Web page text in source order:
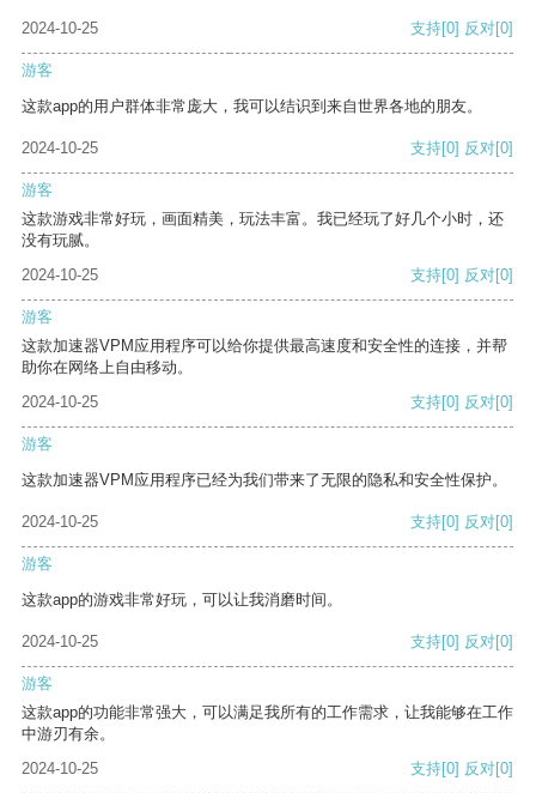
2024-10-25 支持[0] 反对[0]
游客
这款app的用户群体非常庞大，我可以结识到来自世界各地的朋友。
2024-10-25 支持[0] 反对[0]
游客
这款游戏非常好玩，画面精美，玩法丰富。我已经玩了好几个小时，还
没有玩腻。
2024-10-25
支持[0] 反对[0]
游客
这款加速器VPM应用程序可以给你提供最高速度和安全性的连接，并帮
助你在网络上自由移动。
2024-10-25
支持[0] 反对[0]
游客
这款加速器VPM应用程序已经为我们带来了无限的隐私和安全性保护。
2024-10-25 支持[0] 反对[0]
游客
这款app的游戏非常好玩，可以让我消磨时间。
2024-10-25 支持[0] 反对[0]
游客
这款app的功能非常强大，可以满足我所有的工作需求，让我能够在工作
中游刃有余。
2024-10-25
支持[0] 反对[0]